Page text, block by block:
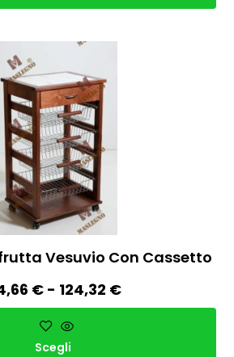
Vesuvio Con Cassetto
€ - 124,32 €
Scegli